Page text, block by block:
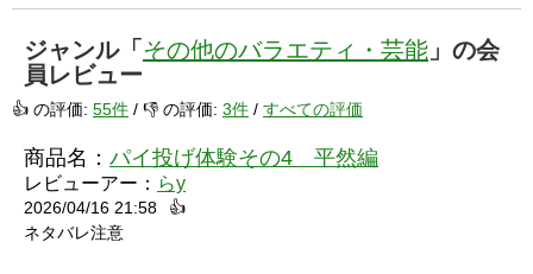
ジャンル「 その他のバラエティ・芸能 」の会
員レビュー
👍 の評価: 55件 / 👎 の評価: 3件 / すべての評価
商品名： パイ投げ体験その4 平然編
レビューアー： らy
2026/04/16 21:58
👍
ネタバレ注意